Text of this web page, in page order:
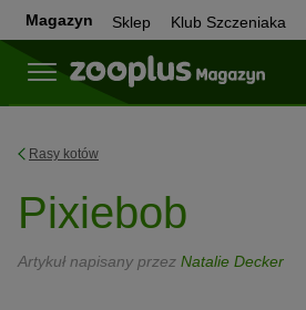
Magazyn Sklep Klub Szczeniaka
Rasy kotów
Pixiebob
Artykuł napisany przez Natalie Decker